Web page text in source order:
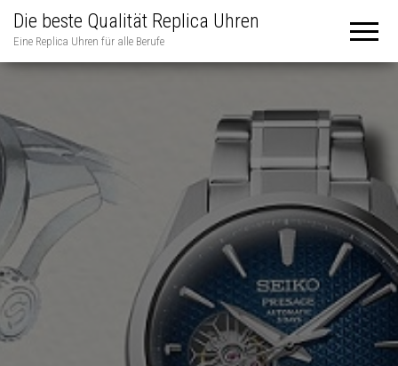
Die beste Qualität Replica Uhren
Eine Replica Uhren für alle Berufe